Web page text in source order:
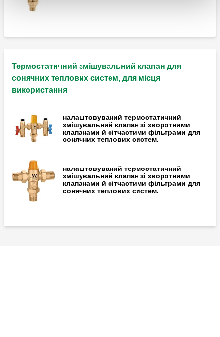
Термостатичний змішувальний клапан для
сонячних теплових систем, для місця
використання
налаштовуваний термостатичний
змішувальний клапан зі зворотними
клапанами й сітчастими фільтрами для
сонячних теплових систем.
налаштовуваний термостатичний
змішувальний клапан зі зворотними
клапанами й сітчастими фільтрами для
сонячних теплових систем.